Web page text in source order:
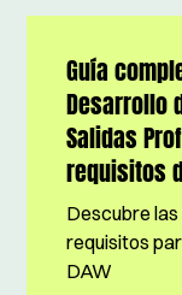
Guía
Desarrollo
Salidas
requisitos
Descubre
requisitos
DAW